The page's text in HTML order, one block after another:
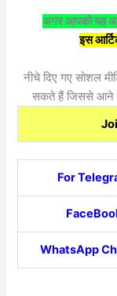
अगर आपको यह
इस
नीचे दिए गए सोशल
सकते हैं जिससे आने
For
WhatsApp